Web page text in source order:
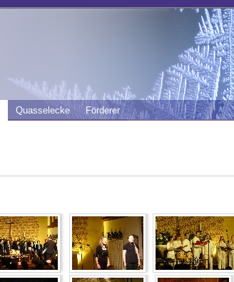
Quasselecke Förderer